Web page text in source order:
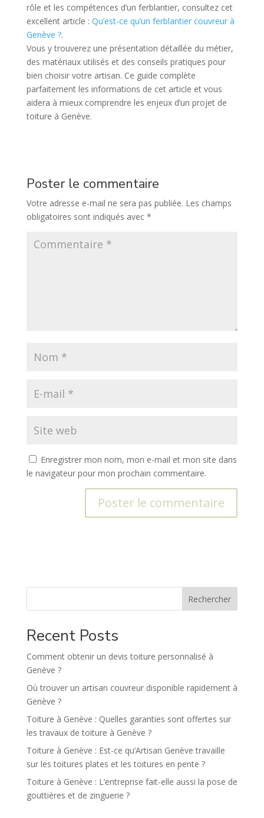
rôle et les compétences d’un ferblantier, consultez cet
excellent article : Qu’est-ce qu’un ferblantier couvreur à
Genève ?.
Vous y trouverez une présentation détaillée du métier,
des matériaux utilisés et des conseils pratiques pour
bien choisir votre artisan. Ce guide complète
parfaitement les informations de cet article et vous
aidera à mieux comprendre les enjeux d’un projet de
toiture à Genève.
Poster le commentaire
Votre adresse e-mail ne sera pas publiée. Les champs
obligatoires sont indiqués avec *
Enregistrer mon nom, mon e-mail et mon site dans
le navigateur pour mon prochain commentaire.
i
e
:
Rechercher
Recent Posts
Comment obtenir un devis toiture personnalisé à
Genève ?
Où trouver un artisan couvreur disponible rapidement à
Genève ?
Toiture à Genève : Quelles garanties sont offertes sur
les travaux de toiture à Genève ?
Toiture à Genève : Est-ce qu’Artisan Genève travaille
sur les toitures plates et les toitures en pente ?
Toiture à Genève : L’entreprise fait-elle aussi la pose de
gouttières et de zinguerie ?